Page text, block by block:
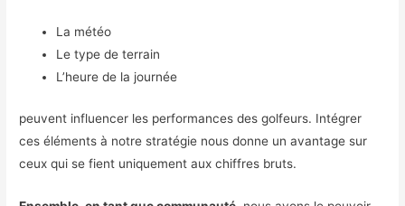
La météo
Le type de terrain
L’heure de la journée
peuvent influencer les performances des golfeurs. Intégrer
ces éléments à notre stratégie nous donne un avantage sur
ceux qui se fient uniquement aux chiffres bruts.